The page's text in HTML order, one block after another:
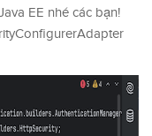
EE nhé các bạn!